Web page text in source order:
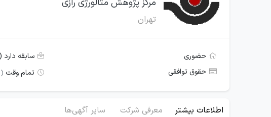
مرکز پژوهش متالورژی رازی
تهران
حضوری
سابقه دارد (۳
حقوق توافقی
تمام وقت
اطلاعات بیشتر معرفی شرکت سایر آگهی‌ها